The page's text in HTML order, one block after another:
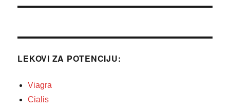
LEKOVI ZA POTENCIJU:
Viagra
Cialis